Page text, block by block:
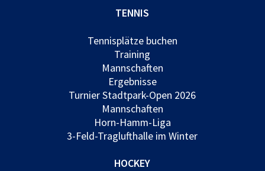
TENNIS
Tennisplätze buchen
Training
Mannschaften
Ergebnisse
Turnier Stadtpark-Open 2026
Mannschaften
Horn-Hamm-Liga
3-Feld-Traglufthalle im Winter
HOCKEY